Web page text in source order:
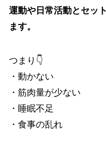
運動や日常活動とセッ
ます。
つまり👇
・動かない
・筋肉量が少ない
・睡眠不足
・食事の乱れ